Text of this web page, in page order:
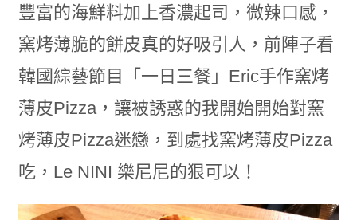
豐富的海鮮料加上香濃起司，微辣口感，
窯烤薄脆的餅皮真的好吸引人，前陣子看
韓國綜藝節目「一日三餐」Eric手作窯烤
薄皮Pizza，讓被誘惑的我開始開始對窯
烤薄皮Pizza迷戀，到處找窯烤薄皮Pizza
吃，Le NINI 樂尼尼的狠可以！